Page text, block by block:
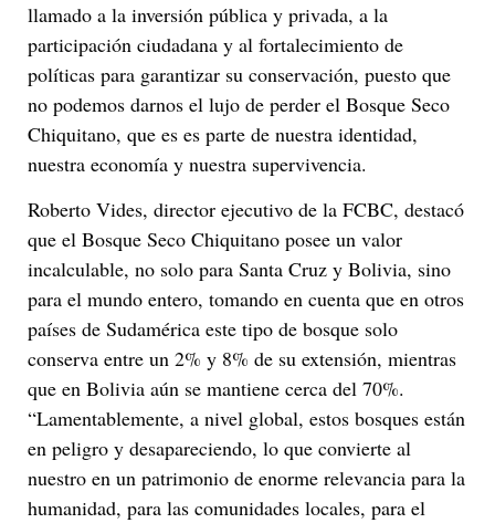
llamado a la inversión pública y privada, a la
participación ciudadana y al fortalecimiento de
políticas para garantizar su conservación, puesto que
no podemos darnos el lujo de perder el Bosque Seco
Chiquitano, que es es parte de nuestra identidad,
nuestra economía y nuestra supervivencia.
Roberto Vides, director ejecutivo de la FCBC, destacó
que el Bosque Seco Chiquitano posee un valor
incalculable, no solo para Santa Cruz y Bolivia, sino
para el mundo entero, tomando en cuenta que en otros
países de Sudamérica este tipo de bosque solo
conserva entre un 2% y 8% de su extensión, mientras
que en Bolivia aún se mantiene cerca del 70%.
“Lamentablemente, a nivel global, estos bosques están
en peligro y desapareciendo, lo que convierte al
nuestro en un patrimonio de enorme relevancia para la
humanidad, para las comunidades locales, para el